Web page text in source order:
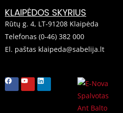
KLAIPĖDOS SKYRIUS
Rūtų g. 4, LT-91208 Klaipėda
Telefonas (0-46) 382 000
El. paštas klaipeda@sabelija.lt
F
c
Y
u
L
n